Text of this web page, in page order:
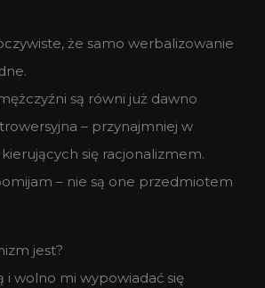
że samo werbalizowanie
są równi już dawno
– przynajmniej w
się racjonalizmem.
– nie są one przedmiotem
jest?
i wolno mi wypowiadać się